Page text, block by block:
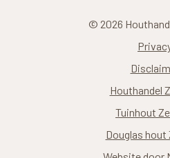
© 2026
Houthandel
Tuinhout
Douglas hout